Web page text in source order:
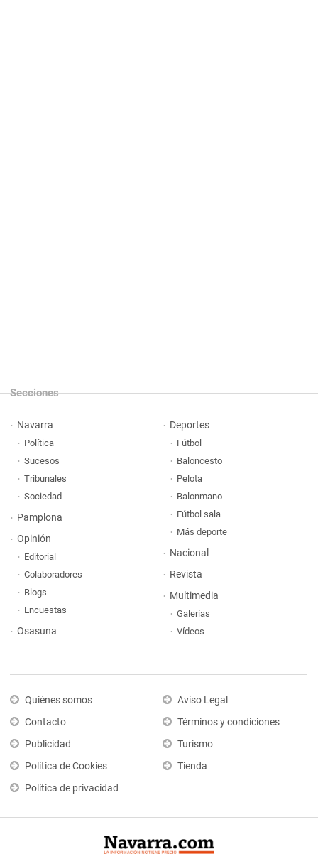
Secciones
Navarra
Política
Sucesos
Tribunales
Sociedad
Pamplona
Opinión
Editorial
Colaboradores
Blogs
Encuestas
Osasuna
Deportes
Fútbol
Baloncesto
Pelota
Balonmano
Fútbol sala
Más deporte
Nacional
Revista
Multimedia
Galerías
Vídeos
Quiénes somos
Contacto
Publicidad
Política de Cookies
Política de privacidad
Aviso Legal
Términos y condiciones
Turismo
Tienda